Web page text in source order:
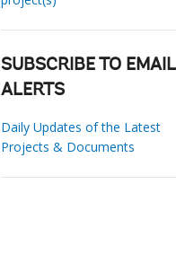
SUBSCRIBE TO EMAIL
ALERTS
Daily Updates of the Latest
Projects & Documents